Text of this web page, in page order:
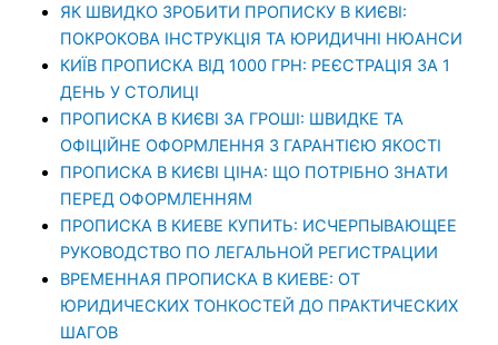
ЯК ШВИДКО ЗРОБИТИ ПРОПИСКУ В КИЄВІ:
ПОКРОКОВА ІНСТРУКЦІЯ ТА ЮРИДИЧНІ НЮАНСИ
КИЇВ ПРОПИСКА ВІД 1000 ГРН: РЕЄСТРАЦІЯ ЗА 1
ДЕНЬ У СТОЛИЦІ
ПРОПИСКА В КИЄВІ ЗА ГРОШІ: ШВИДКЕ ТА
ОФІЦІЙНЕ ОФОРМЛЕННЯ З ГАРАНТІЄЮ ЯКОСТІ
ПРОПИСКА В КИЄВІ ЦІНА: ЩО ПОТРІБНО ЗНАТИ
ПЕРЕД ОФОРМЛЕННЯМ
ПРОПИСКА В КИЕВЕ КУПИТЬ: ИСЧЕРПЫВАЮЩЕЕ
РУКОВОДСТВО ПО ЛЕГАЛЬНОЙ РЕГИСТРАЦИИ
ВРЕМЕННАЯ ПРОПИСКА В КИЕВЕ: ОТ
ЮРИДИЧЕСКИХ ТОНКОСТЕЙ ДО ПРАКТИЧЕСКИХ
ШАГОВ